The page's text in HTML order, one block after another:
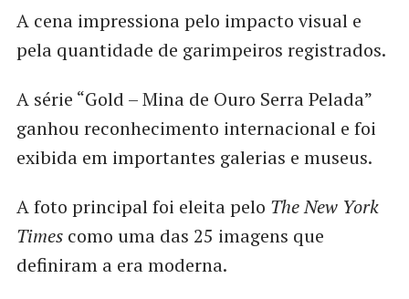
A cena impressiona pelo impacto visual e
pela quantidade de garimpeiros registrados.
A série “Gold – Mina de Ouro Serra Pelada”
ganhou reconhecimento internacional e foi
exibida em importantes galerias e museus.
A foto principal foi eleita pelo The New York
Timescomo uma das 25 imagens que
definiram a era moderna.